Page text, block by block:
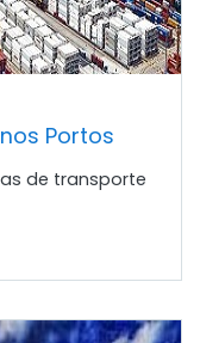
Portos
de transporte